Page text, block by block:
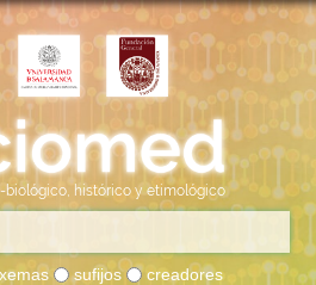
biológico, histórico y etimológico
sufijos creadores